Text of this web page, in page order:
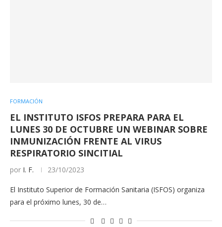
FORMACIÓN
EL INSTITUTO ISFOS PREPARA PARA EL
LUNES 30 DE OCTUBRE UN WEBINAR SOBRE
INMUNIZACIÓN FRENTE AL VIRUS
RESPIRATORIO SINCITIAL
por I. F. 23/10/2023
El Instituto Superior de Formación Sanitaria (ISFOS) organiza
para el próximo lunes, 30 de…